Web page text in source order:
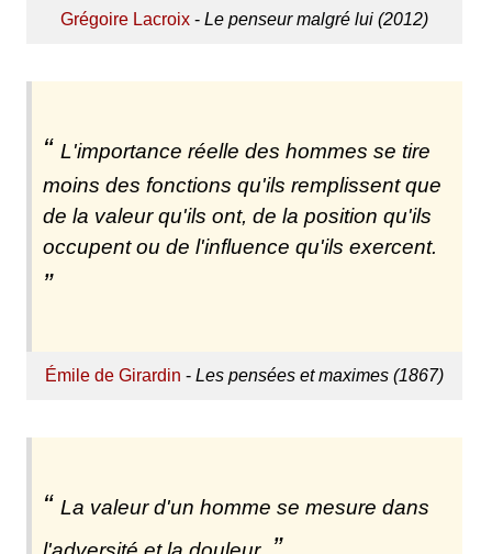
Grégoire Lacroix- Le penseur malgré lui (2012)
L'importance réelle des hommes se tire
moins des fonctions qu'ils remplissent que
de la valeur qu'ils ont, de la position qu'ils
occupent ou de l'influence qu'ils exercent.
Émile de Girardin - Les pensées et maximes (1867)
La valeur d'un homme se mesure dans